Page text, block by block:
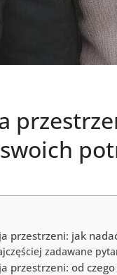
przestrzeni: jak
zadawane
przestrzeni: od czego